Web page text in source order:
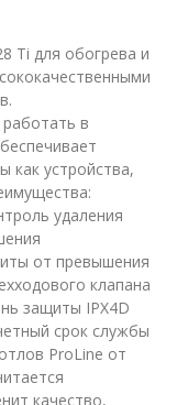
Ti для обогрева и
в
как устройства,
удаления
от превышения
клапана
защиты IPX4D
срок службы
ProLine от
качество,